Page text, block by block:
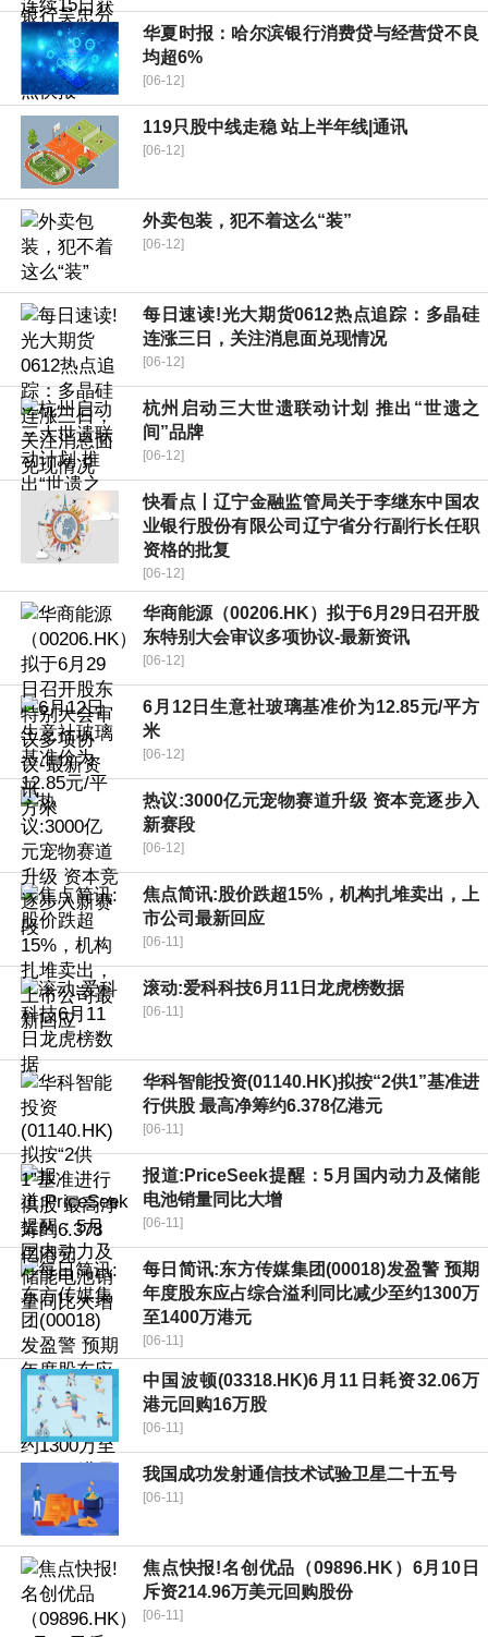
华夏时报：哈尔滨银行消费贷与经营贷不良
均超6%
[06-12]
119只股中线走稳 站上半年线|通讯
[06-12]
外卖包装，犯不着这么“装”
[06-12]
每日速读!光大期货0612热点追踪：多晶硅
连涨三日，关注消息面兑现情况
[06-12]
杭州启动三大世遗联动计划 推出“世遗之
间”品牌
[06-12]
快看点丨辽宁金融监管局关于李继东中国农
业银行股份有限公司辽宁省分行副行长任职
资格的批复
[06-12]
华商能源（00206.HK）拟于6月29日召开股
东特别大会审议多项协议-最新资讯
[06-12]
6月12日生意社玻璃基准价为12.85元/平方
米
[06-12]
热议:3000亿元宠物赛道升级 资本竞逐步入
新赛段
[06-12]
焦点简讯:股价跌超15%，机构扎堆卖出，上
市公司最新回应
[06-11]
滚动:爱科科技6月11日龙虎榜数据
[06-11]
华科智能投资(01140.HK)拟按“2供1”基准进
行供股 最高净筹约6.378亿港元
[06-11]
报道:PriceSeek提醒：5月国内动力及储能
电池销量同比大增
[06-11]
每日简讯:东方传媒集团(00018)发盈警 预期
年度股东应占综合溢利同比减少至约1300万
至1400万港元
[06-11]
中国波顿(03318.HK)6月11日耗资32.06万
港元回购16万股
[06-11]
我国成功发射通信技术试验卫星二十五号
[06-11]
焦点快报!名创优品（09896.HK）6月10日
斥资214.96万美元回购股份
[06-11]